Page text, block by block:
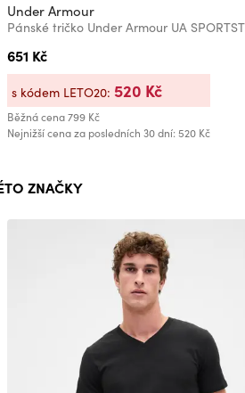
Under Armour
651 Kč
Běžná cena799 Kč
Nejnižší cena za posledních 30 dní: 520 Kč
s kódem LETO20: 520 Kč
ZNAČKY